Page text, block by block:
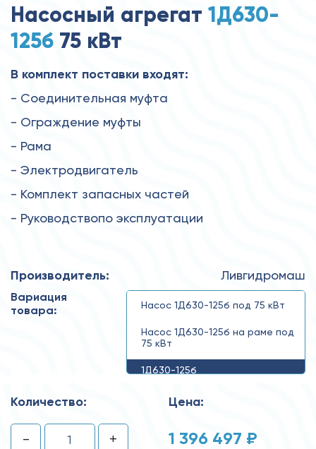
Насосный агрегат 1Д630-
125б 75 кВт
В комплект поставки входят:
- Соединительная муфта
- Ограждение муфты
- Рама
- Электродвигатель
- Комплект запасных частей
- Руководствопо эксплуатации
Производитель: Ливгидромаш
Вариация
товара:
Насос 1Д630-125б под 75 кВт
Насос 1Д630-125б на раме под
75 кВт
1Д630-125б
Количество:
- +
Цена:
1 396 497 ₽